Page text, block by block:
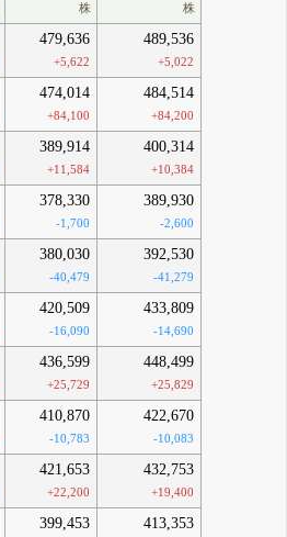
株 株
479,636
+5,622
489,536
+5,022
474,014
+84,100
484,514
+84,200
389,914
+11,584
400,314
+10,384
378,330
-1,700
389,930
-2,600
380,030
-40,479
392,530
-41,279
420,509
-16,090
433,809
-14,690
436,599
+25,729
448,499
+25,829
410,870
-10,783
422,670
-10,083
421,653
+22,200
432,753
+19,400
399,453 413,353